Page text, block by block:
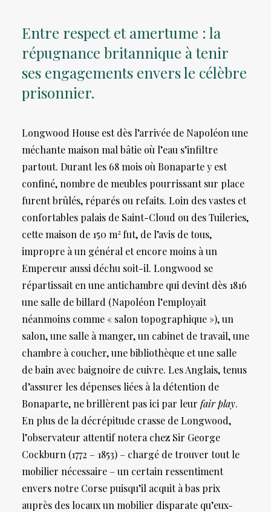
Entre respect et amertume : la
répugnance britannique à tenir
ses engagements envers le célèbre
prisonnier.
Longwood House est dès l’arrivée de Napoléon une
méchante maison mal bâtie où l’eau s’infiltre
partout. Durant les 68 mois où Bonaparte y est
confiné, nombre de meubles pourrissant sur place
furent brûlés, réparés ou refaits. Loin des vastes et
confortables palais de Saint-Cloud ou des Tuileries,
cette maison de 150 m2 fut, de l’avis de tous,
impropre à un général et encore moins à un
Empereur aussi déchu soit-il. Longwood se
répartissait en une antichambre qui devint dès 1816
une salle de billard (Napoléon l’employait
néanmoins comme « salon topographique »), un
salon, une salle à manger, un cabinet de travail, une
chambre à coucher, une bibliothèque et une salle
de bain avec baignoire de cuivre. Les Anglais, tenus
d’assurer les dépenses liées à la détention de
Bonaparte, ne brillèrent pas ici par leur fair play.
En plus de la décrépitude crasse de Longwood,
l’observateur attentif notera chez Sir George
Cockburn (1772 – 1853) – chargé de trouver tout le
mobilier nécessaire – un certain ressentiment
envers notre Corse puisqu’il acquit à bas prix
auprès des locaux un mobilier disparate qu’eux-